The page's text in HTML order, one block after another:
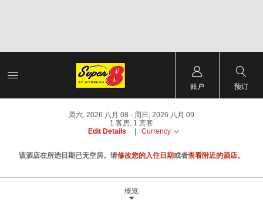
账户 预订
周六, 2026 八月 08
周日, 2026 八月 09
1 客房, 1 宾客
Edit Details
Currency
该酒店在所选日期已无空房。请修改您的入住日期或者查看附近的酒店。
概览